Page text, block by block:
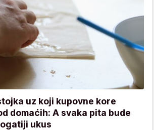
uz koji kupovne kore
domaćih: A svaka pita bude
ukus